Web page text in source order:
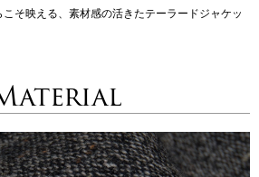
そ映える、素材感の活きたテーラードジャケッ